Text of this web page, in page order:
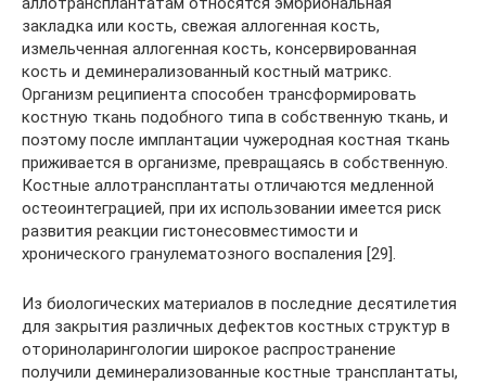
закладка или кость, свежая аллогенная кость,
измельченная аллогенная кость, консервированная
кость и деминерализованный костный матрикс.
Организм реципиента способен трансформировать
костную ткань подобного типа в собственную ткань, и
поэтому после имплантации чужеродная костная ткань
приживается в организме, превращаясь в собственную.
Костные аллотрансплантаты отличаются медленной
остеоинтеграцией, при их использовании имеется риск
развития реакции гистонесовместимости и
хронического гранулематозного воспаления [29].
Из биологических материалов в последние десятилетия
для закрытия различных дефектов костных структур в
оториноларингологии широкое распространение
получили деминерализованные костные трансплантаты,